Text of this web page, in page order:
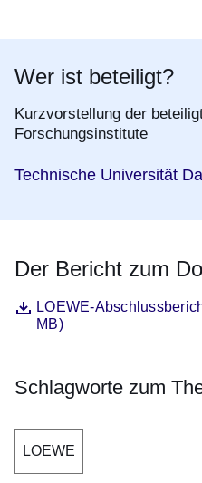
Wer ist beteiligt?
Kurzvorstellung der
Forschungsinstitute
Technische Universität
Der Bericht zum
DateiLOEWE-
MB)
Öffnet sich in einem neuen
Schlagworte zum
LOEWE